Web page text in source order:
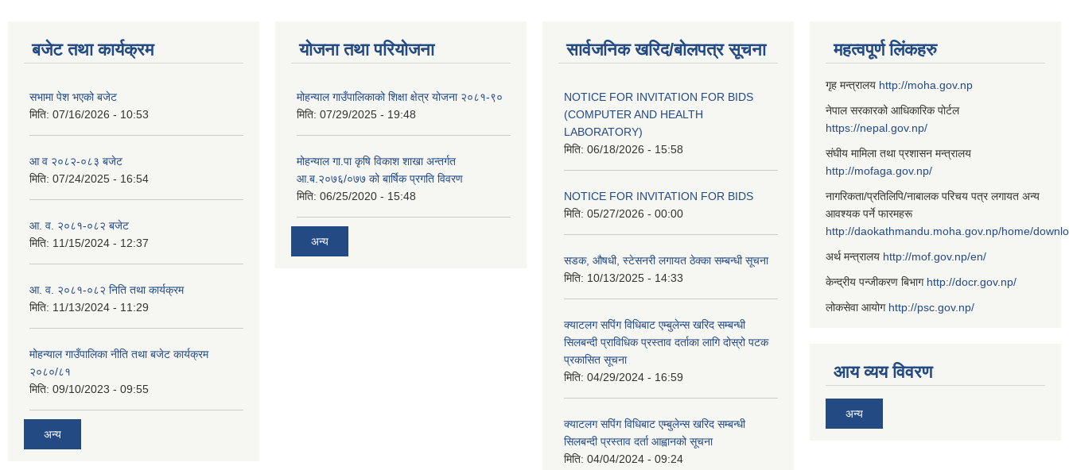
बजेट तथा कार्यक्रम
सभामा पेश भएको बजेट
मिति: 07/16/2026 - 10:53
आ व २०८२-०८३ बजेट
मिति: 07/24/2025 - 16:54
आ. व. २०८१-०८२ बजेट
मिति: 11/15/2024 - 12:37
आ. व. २०८१-०८२ निति तथा कार्यक्रम
मिति: 11/13/2024 - 11:29
मोहन्याल गाउँपालिका नीति तथा बजेट कार्यक्रम
२०८०/८१
मिति: 09/10/2023 - 09:55
अन्य
योजना तथा परियोजना
मोहन्याल गाउँपालिकाको शिक्षा क्षेत्र योजना २०८१-९०
मिति: 07/29/2025 - 19:48
मोहन्याल गा.पा कृषि विकाश शाखा अन्तर्गत
आ.ब.२०७६/०७७ को बार्षिक प्रगति विवरण
मिति: 06/25/2020 - 15:48
अन्य
सार्वजनिक खरिद/बोलपत्र सूचना
NOTICE FOR INVITATION FOR BIDS
(COMPUTER AND HEALTH
LABORATORY)
मिति: 06/18/2026 - 15:58
NOTICE FOR INVITATION FOR BIDS
मिति: 05/27/2026 - 00:00
सडक, औषधी, स्टेसनरी लगायत ठेक्का सम्बन्धी सूचना
मिति: 10/13/2025 - 14:33
क्याटलग सपिंग विधिबाट एम्बुलेन्स खरिद सम्बन्धी
सिलबन्दी प्राविधिक प्रस्ताव दर्ताका लागि दोस्रो पटक
प्रकासित सूचना
मिति: 04/29/2024 - 16:59
क्याटलग सपिंग विधिबाट एम्बुलेन्स खरिद सम्बन्धी
सिलबन्दी प्रस्ताव दर्ता आह्वानको सूचना
मिति: 04/04/2024 - 09:24
महत्वपूर्ण लिंकहरु
गृह मन्त्रालय http://moha.gov.np
नेपाल सरकारको आधिकारिक पोर्टल
https://nepal.gov.np/
संघीय मामिला तथा प्रशासन मन्त्रालय
http://mofaga.gov.np/
नागरिकता/प्रतिलिपि/नाबालक परिचय पत्र लगायत अन्य
आवश्यक पर्ने फारमहरू
http://daokathmandu.moha.gov.np/home/
अर्थ मन्त्रालय http://mof.gov.np/en/
केन्द्रीय पन्जीकरण बिभाग http://docr.gov.np/
लोकसेवा आयोग http://psc.gov.np/
आय व्यय विवरण
अन्य